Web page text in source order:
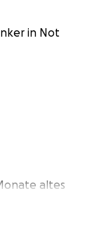
in Not
altes
und